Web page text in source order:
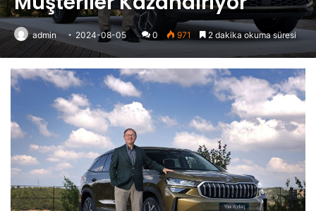
admin 2024-08-05 0 971 2 dakika okuma süresi